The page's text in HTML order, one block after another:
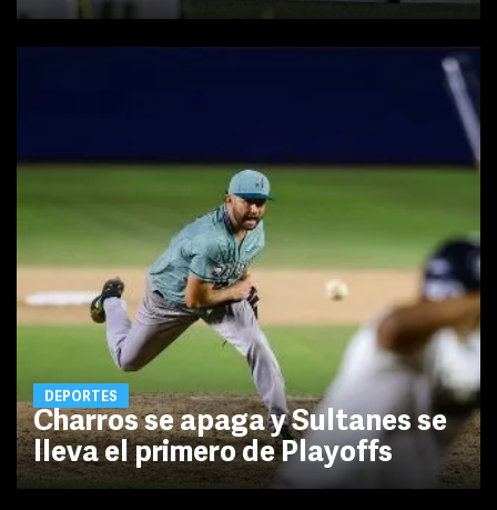
DEPORTES
Charros se apaga y Sultanes se
lleva el primero de Playoffs